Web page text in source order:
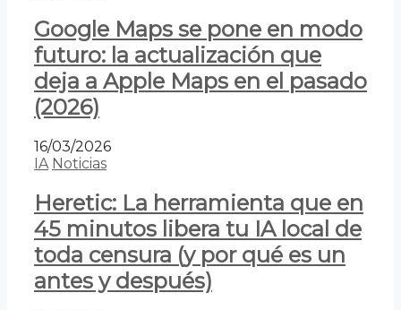
Google Maps se pone en modo
futuro: la actualización que
deja a Apple Maps en el pasado
(2026)
16/03/2026
IA Noticias
Heretic: La herramienta que en
45 minutos libera tu IA local de
toda censura (y por qué es un
antes y después)